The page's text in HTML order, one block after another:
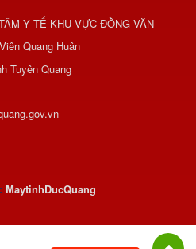
Y TẾ KHU VỰC ĐỒNG VĂN
Quang Huân
Tuyên Quang
MaytinhDucQuang